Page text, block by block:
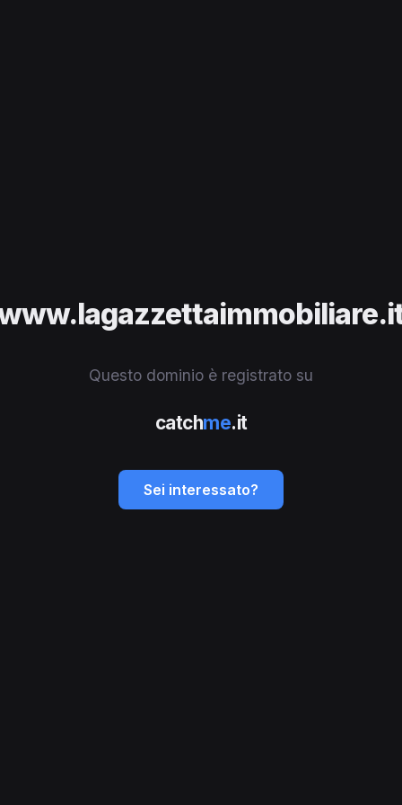
Questo dominio è registrato su
catchme.it
Sei interessato?